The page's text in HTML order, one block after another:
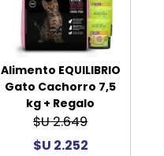
Alimento EQUILIBRIO
Gato Cachorro 7,5
kg + Regalo
$U 2.649
$U 2.252